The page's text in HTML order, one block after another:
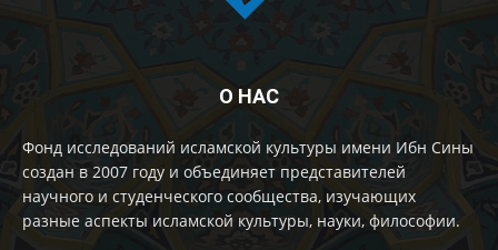
О НАС
Фонд исследований исламской культуры имени Ибн Сины
создан в 2007 году и объединяет представителей
научного и студенческого сообщества, изучающих
разные аспекты исламской культуры, науки, философии.